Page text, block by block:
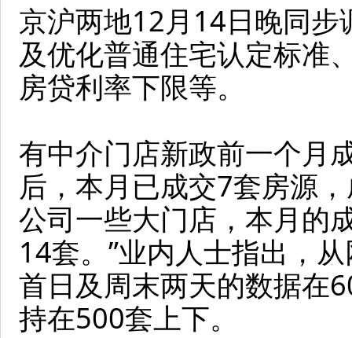
京沪两地12月14日晚同
及优化普通住宅认定标准
房贷利率下限等。
有中介门店新政前一个月
后，本月已成交7套房源
公司一些大门店，本月的
14套。”业内人士指出，
首日及周末两天的数据在
持在500套上下。